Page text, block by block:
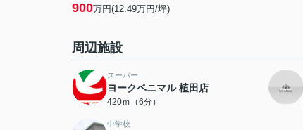
900万円(12.49万円/坪)
周辺施設
スーパー
ヨークベニマル 植田店
420ｍ（6分）
中学校